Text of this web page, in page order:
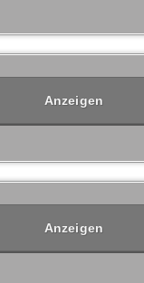
Anzeigen
Anzeigen